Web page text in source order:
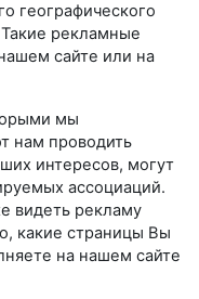
географического
рекламные
сайте или на
мы
нам проводить
интересов, могут
ассоциаций.
видеть рекламу
какие страницы Вы
на нашем сайте